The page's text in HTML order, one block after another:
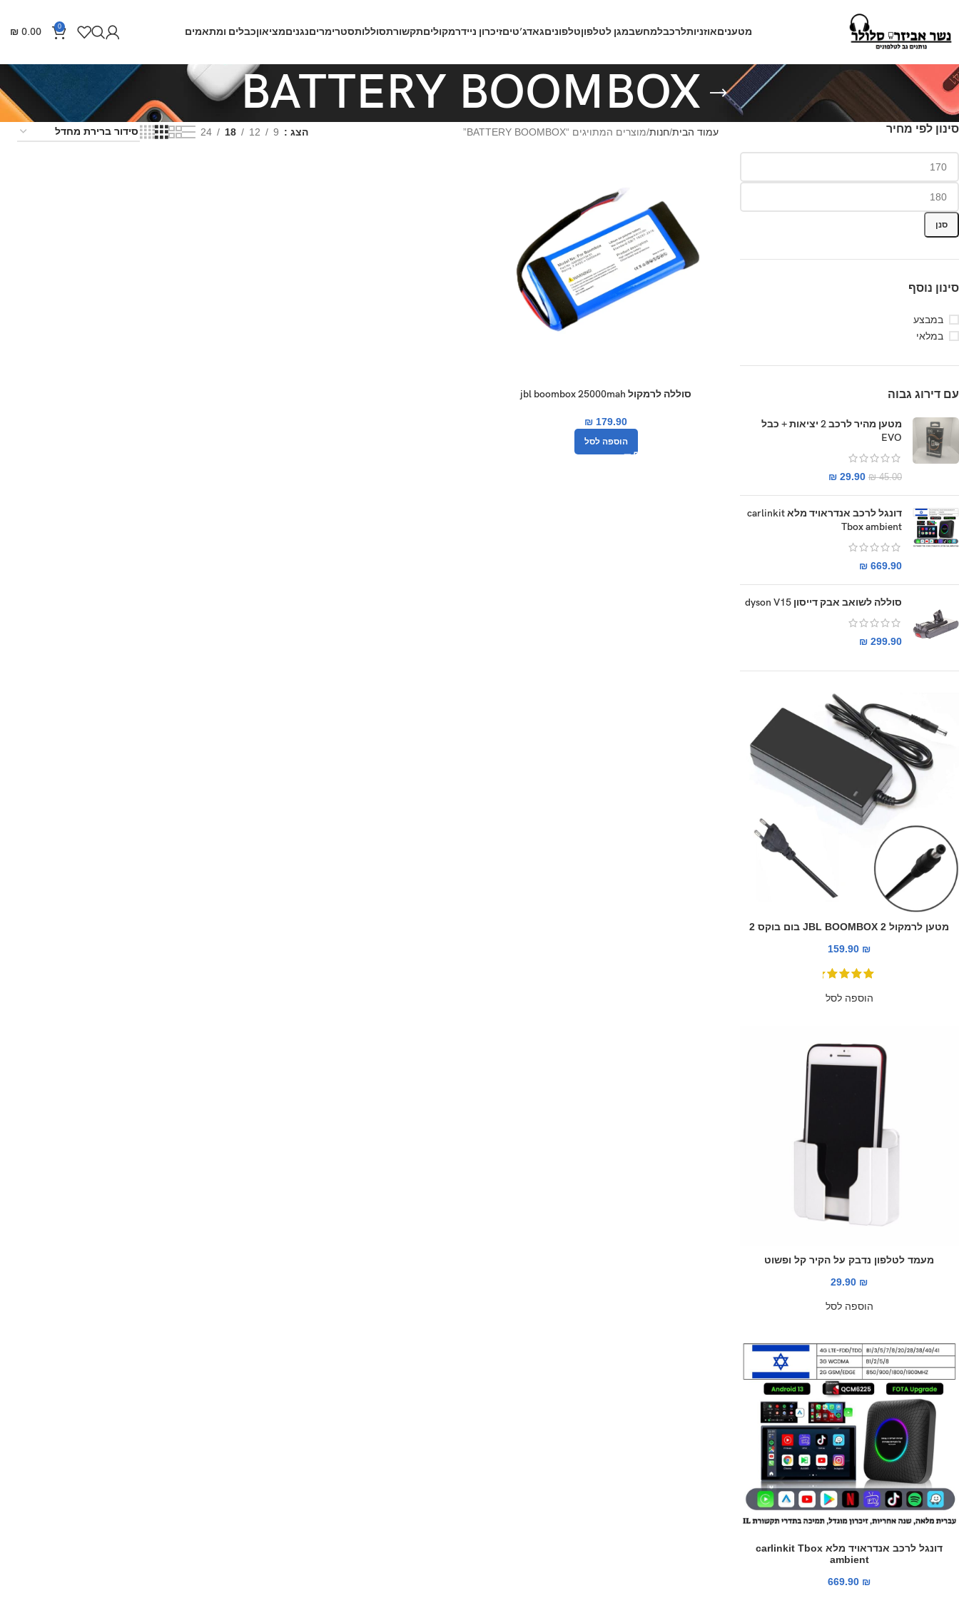
מטעניםאוזניותלרכבלמחשבמגן לטלפוןטלפוניםגאדג’טיםזיכרון ניידרמקוליםתקשורתסוללותסטרימריםנגניםמציאוןכבלים ומתאמים 0
₪ 0.00
BATTERY BOOMBOX
סינון לפי מחיר
סנן
סינון נוסף
במבצע
במלאי
עם דירוג גבוה
מטען מהיר לרכב 2 יציאות + כבל
EVO
₪45.00
₪ 29.90
דונגל לרכב אנדראויד מלא carlinkit
Tbox ambient
₪ 669.90
סוללה לשואב אבק דייסון dyson V15
₪ 299.90
מטען לרמקול JBL BOOMBOX 2 בום בוקס 2
₪
הוספה לסל
מעמד לטלפון נדבק על הקיר קל ופשוט
₪
הוספה לסל
דונגל לרכב אנדראויד מלא carlinkit Tbox
ambient
₪
עמוד הבית חנות מוצרים המתויגים “BATTERY BOOMBOX” הצג 9
12
18
24
סוללה לרמקול jbl boombox 25000mah
₪ 179.90
הוספה לסל